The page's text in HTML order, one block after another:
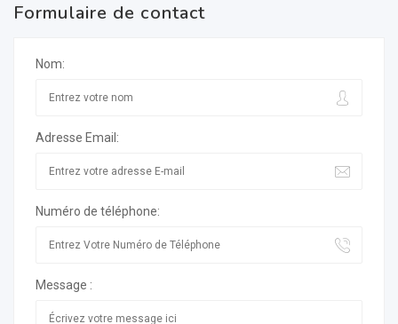
Formulaire de contact
Nom:
Adresse Email:
Numéro de téléphone:
Message :